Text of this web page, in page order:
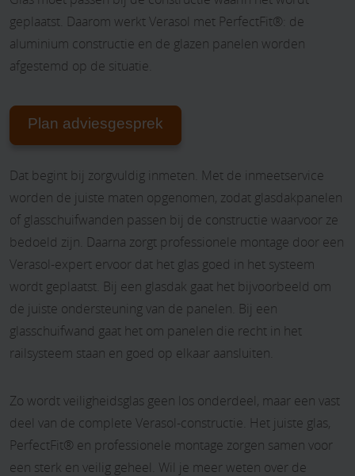
geplaatst. Daarom werkt Verasol met PerfectFit®: de
aluminium constructie en de glazen panelen worden
afgestemd op de situatie.
Plan adviesgesprek
Dat begint bij zorgvuldig inmeten. Met de inmeetservice
worden de juiste maten opgenomen, zodat glasdakpanelen
of glasschuifwanden passen bij de constructie waarvoor ze
bedoeld zijn. Daarna zorgt professionele montage door een
Verasol-expert ervoor dat het glas goed in het systeem
wordt geplaatst. Bij een glasdak gaat het bijvoorbeeld om
de juiste ondersteuning van de panelen. Bij een
glasschuifwand gaat het om panelen die recht in het
railsysteem staan en goed op elkaar aansluiten.
Zo wordt veiligheidsglas geen los onderdeel, maar een vast
deel van de complete Verasol-constructie. Het juiste glas,
PerfectFit® en professionele montage zorgen samen voor
een sterk en veilig geheel. Wil je meer weten over de